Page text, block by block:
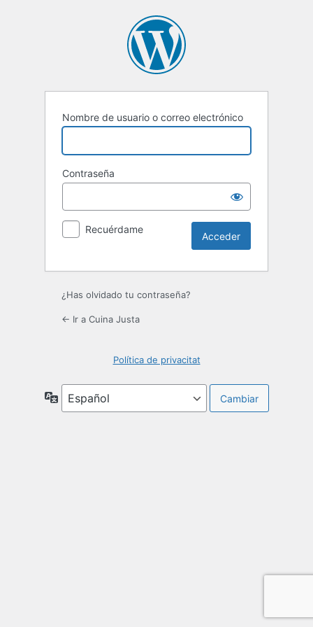
Nombre de usuario o correo electrónico
Contraseña
Recuérdame
¿Has olvidado tu contraseña?
← Ir a Cuina Justa
Política de privacitat
Idioma